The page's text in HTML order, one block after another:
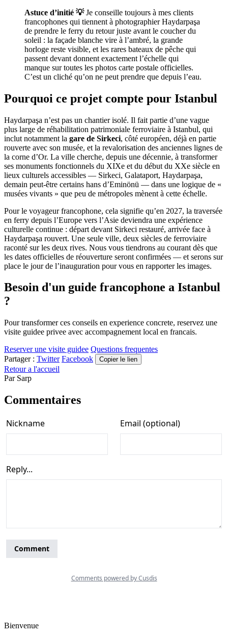
Astuce d’initié 💡Je conseille toujours à mes clients
francophones qui tiennent à photographier Haydarpaşa
de prendre le ferry du retour juste avant le coucher du
soleil : la façade blanche vire à l’ambré, la grande
horloge reste visible, et les rares bateaux de pêche qui
passent devant donnent exactement l’échelle qui
manque sur toutes les photos carte postale officielles.
C’est un cliché qu’on ne peut prendre que depuis l’eau.
Pourquoi ce projet compte pour Istanbul
Haydarpaşa n’est pas un chantier isolé. Il fait partie d’une vague
plus large de réhabilitation patrimoniale ferroviaire à Istanbul, qui
inclut notamment la gare de Sirkeci, côté européen, déjà en partie
rouverte avec son musée, et la revalorisation des anciennes lignes de
la corne d’Or. La ville cherche, depuis une décennie, à transformer
ses monuments fonctionnels du XIXe et du début du XXe siècle en
lieux culturels accessibles — Sirkeci, Galataport, Haydarpaşa,
demain peut-être certains hans d’Eminönü — dans une logique de «
musées vivants » que peu de métropoles mènent à cette échelle.
Pour le voyageur francophone, cela signifie qu’en 2027, la traversée
en ferry depuis l’Europe vers l’Asie deviendra une expérience
culturelle continue : départ devant Sirkeci restauré, arrivée face à
Haydarpaşa rouvert. Une seule ville, deux siècles de ferroviaire
raconté sur les deux rives. Nous vous tiendrons au courant dès que
les dates officielles de réouverture seront confirmées — et serons sur
place le jour de l’inauguration pour vous en rapporter les images.
Besoin d'un guide francophone a Istanbul
?
Pour transformer ces conseils en experience concrete, reservez une
visite guidee privee avec accompagnement local en francais.
Reserver une visite guidee Questions frequentes
Partager : Twitter Facebook Copier le lien
Retour a l'accueil
Par Sarp
Commentaires
Bienvenue